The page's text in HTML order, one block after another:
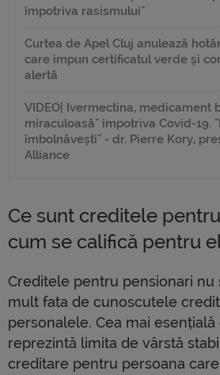
împotriva rasismului"
Curtea de Apel Cluj anulează
care impun certificatul verde și
alertă
VIDEO| Ivermectina, medicament
miraculoasă" împotriva Covid-19.
îmbolnăvești" - dr. Pierre Kory,
Alliance
Ce sunt creditele
cum se califică pentru
Creditele pentru pensionari nu
mult fata de cunoscutele
personalele. Cea mai
reprezintă limita de vârstă
creditare pentru persoana